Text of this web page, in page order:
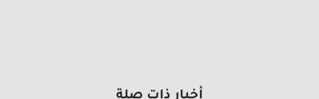
أخبار ذات صلة